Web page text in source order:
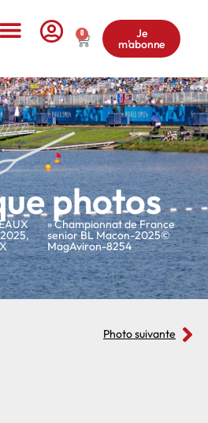
0 Je
m'abonne
photos
2025,
» Championnat de France
senior BL Macon-2025©
MagAviron-8254
Photo suivante